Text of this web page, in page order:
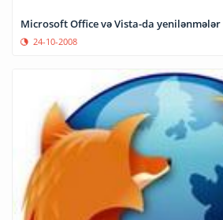
Microsoft Office və Vista-da yenilənmələr
24-10-2008